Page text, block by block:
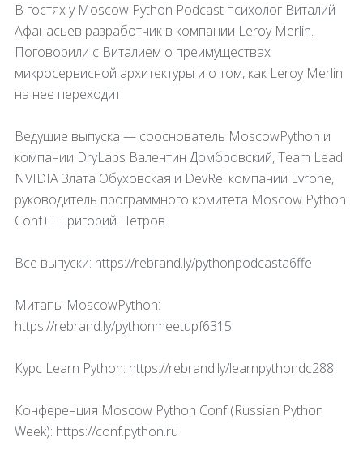
В гостях у Moscow Python Podcast психолог Виталий
Афанасьев разработчик в компании Leroy Merlin.
Поговорили с Виталием о преимуществах
микросервисной архитектуры и о том, как Leroy Merlin
на нее переходит.
Ведущие выпуска — сооснователь MoscowPython и
компании DryLabs Валентин Домбровский, Team Lead
NVIDIA Злата Обуховская и DevRel компании Evrone,
руководитель программного комитета Moscow Python
Conf++ Григорий Петров.
Все выпуски: https://rebrand.ly/pythonpodcasta6ffe
Митапы MoscowPython:
https://rebrand.ly/pythonmeetupf6315
Курс Learn Python: https://rebrand.ly/learnpythondc288
Конференция Moscow Python Conf (Russian Python
Week): https://conf.python.ru